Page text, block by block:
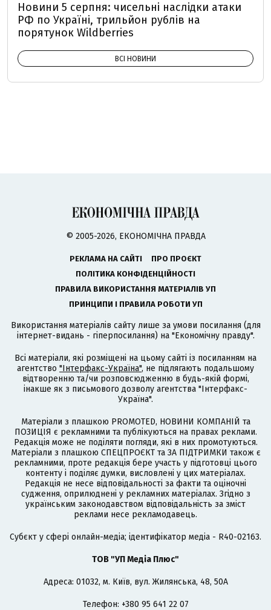
Новини 5 серпня: чисельні наслідки атаки
РФ по Україні, трильйон рублів на
порятунок Wildberries
ВСІ НОВИНИ
© 2005-2026, ЕКОНОМІЧНА ПРАВДА
РЕКЛАМА НА САЙТІ
ПРО ПРОЄКТ
ПОЛІТИКА КОНФІДЕНЦІЙНОСТІ
ПРАВИЛА ВИКОРИСТАННЯ МАТЕРІАЛІВ УП
ПРИНЦИПИ І ПРАВИЛА РОБОТИ УП
Використання матеріалів сайту лише за умови посилання (для
інтернет-видань - гіперпосилання) на "Економічну правду".
Всі матеріали, які розміщені на цьому сайті із посиланням на
агентство "Інтерфакс-Україна", не підлягають подальшому
відтворенню та/чи розповсюдженню в будь-якій формі,
інакше як з письмового дозволу агентства "Інтерфакс-
Україна".
Матеріали з плашкою PROMOTED, НОВИНИ КОМПАНІЙ та
ПОЗИЦІЯ є рекламними та публікуються на правах реклами.
Редакція може не поділяти погляди, які в них промотуються.
Матеріали з плашкою СПЕЦПРОЄКТ та ЗА ПІДТРИМКИ також є
рекламними, проте редакція бере участь у підготовці цього
контенту і поділяє думки, висловлені у цих матеріалах.
Редакція не несе відповідальності за факти та оціночні
судження, оприлюднені у рекламних матеріалах. Згідно з
українським законодавством відповідальність за зміст
реклами несе рекламодавець.
Cубєкт у сфері онлайн-медіа; ідентифікатор медіа - R40-02163.
ТОВ "УП Медіа Плюс"
Адреса: 01032, м. Київ, вул. Жилянська, 48, 50А
Телефон: +380 95 641 22 07